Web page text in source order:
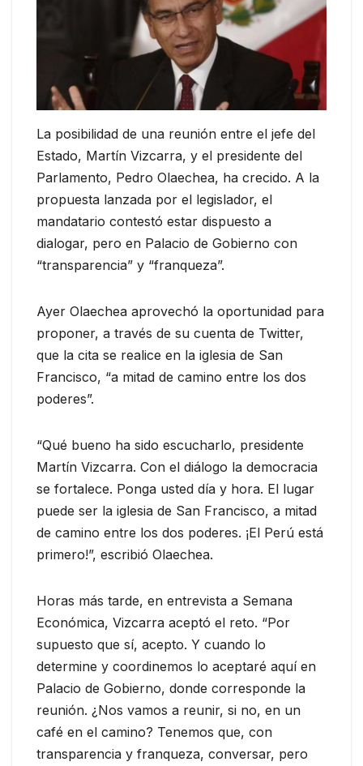
La posibilidad de una reunión entre el jefe del
Estado, Martín Vizcarra, y el presidente del
Parlamento, Pedro Olaechea, ha crecido. A la
propuesta lanzada por el legislador, el
mandatario contestó estar dispuesto a
dialogar, pero en Palacio de Gobierno con
“transparencia” y “franqueza”.
Ayer Olaechea aprovechó la oportunidad para
proponer, a través de su cuenta de Twitter,
que la cita se realice en la iglesia de San
Francisco, “a mitad de camino entre los dos
poderes”.
“Qué bueno ha sido escucharlo, presidente
Martín Vizcarra. Con el diálogo la democracia
se fortalece. Ponga usted día y hora. El lugar
puede ser la iglesia de San Francisco, a mitad
de camino entre los dos poderes. ¡El Perú está
primero!”, escribió Olaechea.
Horas más tarde, en entrevista a Semana
Económica, Vizcarra aceptó el reto. “Por
supuesto que sí, acepto. Y cuando lo
determine y coordinemos lo aceptaré aquí en
Palacio de Gobierno, donde corresponde la
reunión. ¿Nos vamos a reunir, si no, en un
café en el camino? Tenemos que, con
transparencia y franqueza, conversar, pero